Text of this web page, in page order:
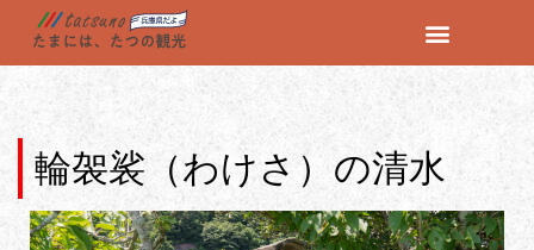
コ
ツ
へ
ス
輪袈裟（わけさ）の清水